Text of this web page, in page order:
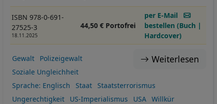
ISBN 978-0-691-
27525-3
18.11.2025
44,50 € Portofrei
per E-Mail
bestellen (Buch |
Hardcover)
Weiterlesen
Gewalt
Polizeigewalt
Soziale Ungleichheit
Sprache: Englisch
Staat
Staatsterrorismus
Ungerechtigkeit
US-Imperialismus USA
Willkür